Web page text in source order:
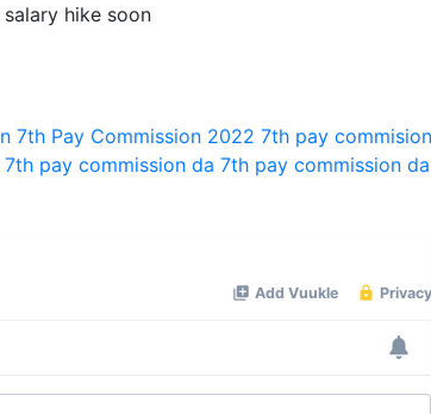
7th pay commission da 7th pay commission da